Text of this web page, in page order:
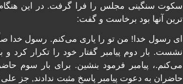
سکوت سنگینی مجلس را فرا گرفت. در این
ترین آنها بود برخاست و گفت:
ای رسول خدا! من تو را یاری می‌کنم. رسول خدا
نشست. بار دوم پیامبر گفتار خود را تکرار
می‌کنم.، پیامبر فرمود بنشین. برای بار سوم
حاضران به دعوت پیامبر پاسخ مثبت ندادند, جز